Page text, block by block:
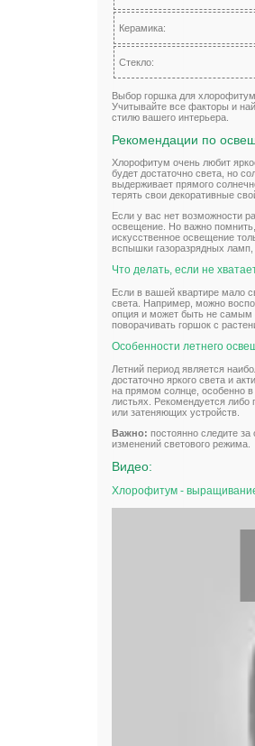
Керамика:
Стекло:
Выбор горшка для
Учитывайте все факторы и
стилю вашего интерьера.
Рекомендации по
Хлорофитум очень любит
будет достаточно света, но
выдерживает прямого
терять свои декоративные
Если у вас нет возможности
освещение. Но важно
искусственное освещение
вспышки газоразрядных
Что делать, если не
Если в вашей квартире мало
света. Например, можно
опция и может быть не
поворачивать горшок с
Особенности летнего
Летний период является
достаточно яркого света и
на прямом солнце, особенно
листьях. Рекомендуется
или затеняющих устройств.
Важно: постоянно следите
изменений светового режима.
Видео:
Хлорофитум -